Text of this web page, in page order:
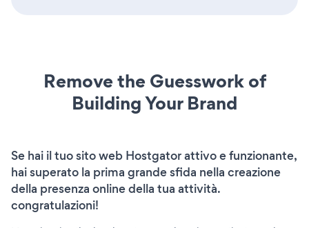
Remove the Guesswork of
Building Your Brand
Se hai il tuo sito web Hostgator attivo e funzionante,
hai superato la prima grande sfida nella creazione
della presenza online della tua attività.
congratulazioni!